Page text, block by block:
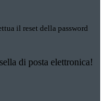
il reset della password
di posta elettronica!